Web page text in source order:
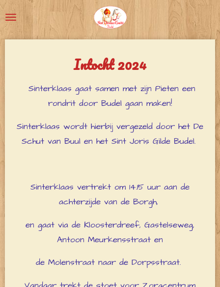
Ga
direct
naar
Intocht 2024
Sinterklaas gaat samen met zijn Pieten een
rondrit door Budel gaan maken!
Sinterklaas wordt hierbij vergezeld door het De
Schut van Buul en het Sint Joris Gilde Budel.
Sinterklaas vertrekt om 14.15 uur aan de
achterzijde van de Borgh,
en gaat via de Kloosterdreef, Gastelseweg,
Antoon Meurkensstraat en
de Molenstraat naar de Dorpsstraat.